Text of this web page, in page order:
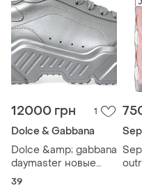
12000 грн 1
Dolce & Gabbana
Dolce &amp; gabbana
daymaster новые
кроссовки сникерси
39